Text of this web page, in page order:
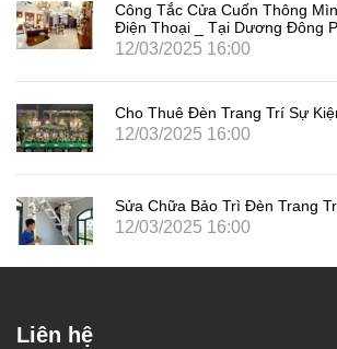
Công Tắc Cửa Cuốn Thông
Điện Thoại _ Tại Dương Đông
12/03/2025 16:00
Cho Thuê Đèn Trang Trí Sự
12/03/2025 16:00
Sửa Chữa Bảo Trì Đèn Trang
12/03/2025 16:00
Liên hệ